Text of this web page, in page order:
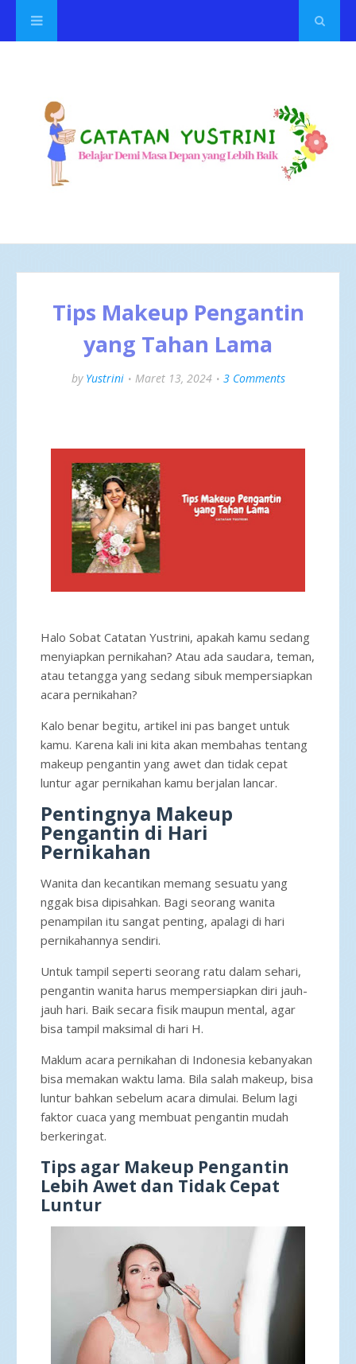
Tips Makeup Pengantin
yang Tahan Lama
by Yustrini Maret 13, 2024 3 Comments
Halo Sobat Catatan Yustrini, apakah kamu sedang
menyiapkan pernikahan? Atau ada saudara, teman,
atau tetangga yang sedang sibuk mempersiapkan
acara pernikahan?
Kalo benar begitu, artikel ini pas banget untuk
kamu. Karena kali ini kita akan membahas tentang
makeup pengantin yang awet dan tidak cepat
luntur agar pernikahan kamu berjalan lancar.
Pentingnya Makeup
Pengantin di Hari
Pernikahan
Wanita dan kecantikan memang sesuatu yang
nggak bisa dipisahkan. Bagi seorang wanita
penampilan itu sangat penting, apalagi di hari
pernikahannya sendiri.
Untuk tampil seperti seorang ratu dalam sehari,
pengantin wanita harus mempersiapkan diri jauh-
jauh hari. Baik secara fisik maupun mental, agar
bisa tampil maksimal di hari H.
Maklum acara pernikahan di Indonesia kebanyakan
bisa memakan waktu lama. Bila salah makeup, bisa
luntur bahkan sebelum acara dimulai. Belum lagi
faktor cuaca yang membuat pengantin mudah
berkeringat.
Tips agar Makeup Pengantin
Lebih Awet dan Tidak Cepat
Luntur